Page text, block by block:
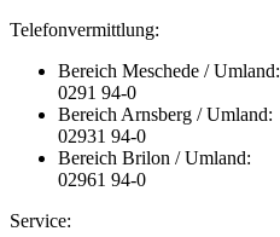
Telefonvermittlung:
Bereich Meschede / Umland:
0291 94-0
Bereich Arnsberg / Umland:
02931 94-0
Bereich Brilon / Umland:
02961 94-0
Service: